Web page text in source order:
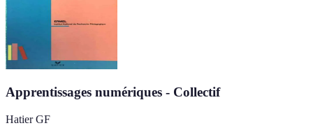
Apprentissages numériques - Collectif
Hatier GF